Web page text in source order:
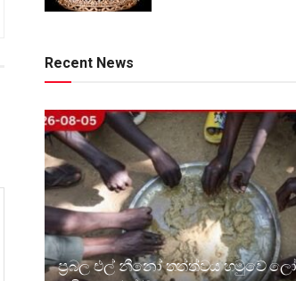
Recent News
ප්‍රබල එල් නීනෝ තත්ත්වය හමුවේ